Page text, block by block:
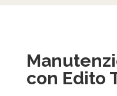
con Edito